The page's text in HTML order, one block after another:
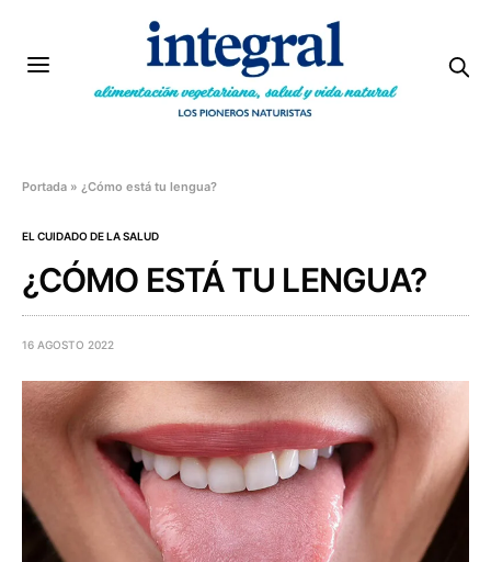
Portada »¿Cómo está tu lengua?
EL CUIDADO DE LA SALUD
¿CÓMO ESTÁ TU LENGUA?
16 AGOSTO 2022